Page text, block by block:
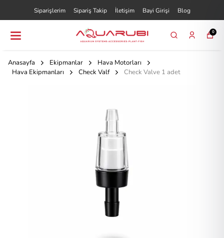
Siparişlerim Sipariş Takip İletişim Bayi Girişi Blog
0
Anasayfa Ekipmanlar
Hava Motorları
Hava Ekipmanları
Check Valf Check Valve 1 adet